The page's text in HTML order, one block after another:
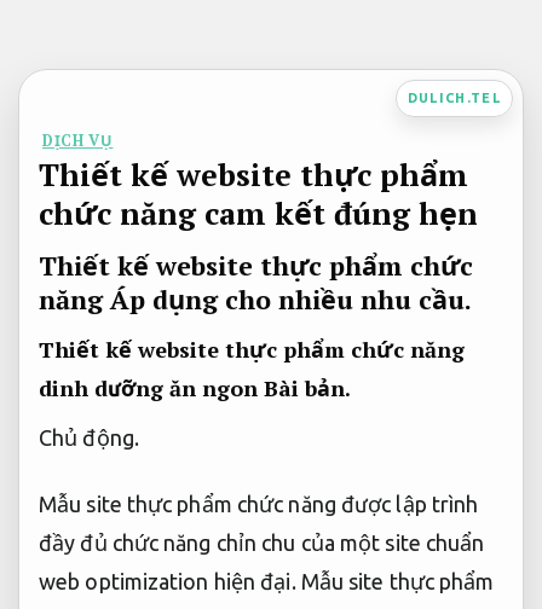
nội
dung
DULICH.TEL
DỊCH VỤ
Thiết kế website thực phẩm
chức năng cam kết đúng hẹn
Thiết kế website thực phẩm chức
năngÁp dụng cho nhiều nhu cầu.
Thiết kế website thực phẩm chức năng
dinh dưỡng ăn ngon Bài bản.
Chủ động.
Mẫu site thực phẩm chức năng được lập trình
đầy đủ chức năng chỉn chu của một site chuẩn
web optimization hiện đại. Mẫu site thực phẩm